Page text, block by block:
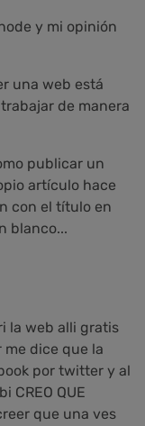
y mi opinión
una web está
de manera
publicar un
artículo hace
con el título en
blanco...
la web alli gratis
dice que la
por twitter y al
CREO QUE
que una ves